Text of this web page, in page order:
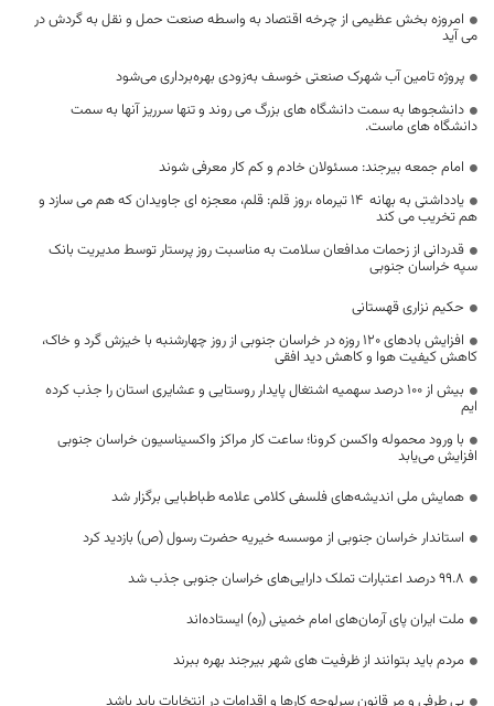
امروزه بخش عظیمی از چرخه اقتصاد به واسطه صنعت حمل و نقل به گردش در
می آید
پروژه تامین آب شهرک صنعتی خوسف به‌زودی بهره‌برداری می‌شود
دانشجوها به سمت دانشگاه های بزرگ می روند و تنها سرریز آنها به سمت
دانشگاه های ماست.
امام جمعه بیرجند: مسئولان خادم و کم کار معرفی شوند
یادداشتی به بهانه 14 تیرماه ،روز قلم: قلم، معجزه ای جاویدان که هم می سازد و
هم تخریب می کند
قدردانی از زحمات مدافعان سلامت به مناسبت روز پرستار توسط مدیریت بانک
سپه خراسان جنوبی
حکیم نزاری قهستانی
افزایش بادهای ۱۲۰ روزه در خراسان جنوبی از روز چهارشنبه با خیزش گرد و خاک،
کاهش کیفیت هوا و کاهش دید افقی
بیش از 100 درصد سهمیه اشتغال پایدار روستایی و عشایری استان را جذب کرده
ایم
با ورود محموله واکسن کرونا؛ ساعت کار مراکز واکسیناسیون خراسان جنوبی
افزایش می‌یابد
همایش ملی اندیشه‌های فلسفی کلامی علامه طباطبایی برگزار شد
استاندار خراسان جنوبی از موسسه خیریه حضرت رسول (ص) بازدید کرد
۹۹.۸ درصد اعتبارات تملک دارایی‌های خراسان جنوبی جذب شد
ملت ایران پای آرمان‌های امام خمینی (ره) ایستاده‌اند
مردم باید بتوانند از ظرفیت های شهر بیرجند بهره ببرند